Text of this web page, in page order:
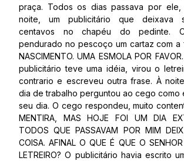
praça. Todos os dias passava por
noite, um publicitário que deixava
centavos no chapéu do pedinte.
pendurado no pescoço um cartaz com a
NASCIMENTO. UMA ESMOLA POR
publicitário teve uma idéia, virou o
contrario e escreveu outra frase. À
dia de trabalho perguntou ao cego como
seu dia. O cego respondeu, muito
MENTIRA, MAS HOJE FOI UM DIA
TODOS QUE PASSAVAM POR MIM
COISA. AFINAL O QUE É QUE O
LETREIRO? O publicitário havia escrito